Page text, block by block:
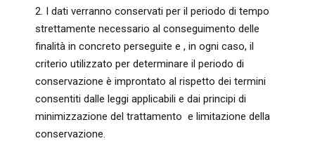
2. I dati verranno conservati per il periodo di tempo
strettamente necessario al conseguimento delle
finalità in concreto perseguite e , in ogni caso, il
criterio utilizzato per determinare il periodo di
conservazione è improntato al rispetto dei termini
consentiti dalle leggi applicabili e dai principi di
minimizzazione del trattamento e limitazione della
conservazione.